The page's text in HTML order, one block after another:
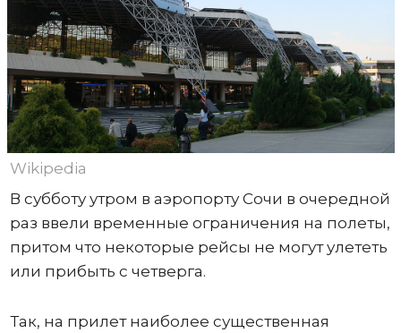
Wikipedia
В субботу утром в аэропорту Сочи в очередной
раз ввели временные ограничения на полеты,
притом что некоторые рейсы не могут улететь
или прибыть с четверга.
Так, на прилет наиболее существенная